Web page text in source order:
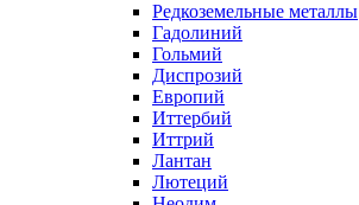
Редкоземельные металлы
Гадолиний
Гольмий
Диспрозий
Европий
Иттербий
Иттрий
Лантан
Лютеций